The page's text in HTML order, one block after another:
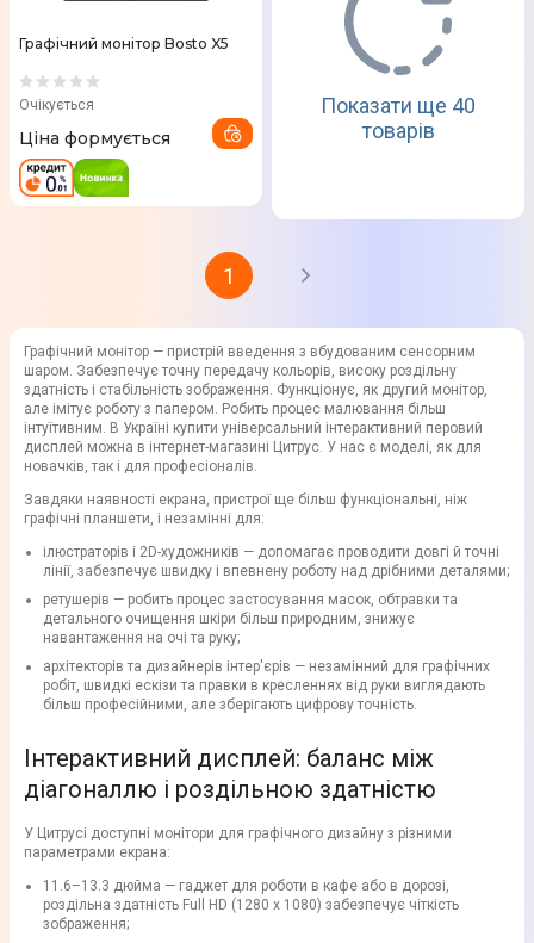
Графічний монітор Bosto X5
Очікується
Ціна формується
Показати ще 40
товарів
1
Графічний монітор — пристрій введення з вбудованим сенсорним
шаром. Забезпечує точну передачу кольорів, високу роздільну
здатність і стабільність зображення. Функціонує, як другий монітор,
але імітує роботу з папером. Робить процес малювання більш
інтуїтивним. В Україні купити універсальний інтерактивний перовий
дисплей можна в інтернет-магазині Цитрус. У нас є моделі, як для
новачків, так і для професіоналів.
Завдяки наявності екрана, пристрої ще більш функціональні, ніж
графічні планшети, і незамінні для:
ілюстраторів і 2D-художників — допомагає проводити довгі й точні
лінії, забезпечує швидку і впевнену роботу над дрібними деталями;
ретушерів — робить процес застосування масок, обтравки та
детального очищення шкіри більш природним, знижує
навантаження на очі та руку;
архітекторів та дизайнерів інтер'єрів — незамінний для графічних
робіт, швидкі ескізи та правки в кресленнях від руки виглядають
більш професійними, але зберігають цифрову точність.
Інтерактивний дисплей: баланс між
діагоналлю і роздільною здатністю
У Цитрусі доступні монітори для графічного дизайну з різними
параметрами екрана:
11.6–13.3 дюйма — гаджет для роботи в кафе або в дорозі,
роздільна здатність Full HD (1280 x 1080) забезпечує чіткість
зображення;